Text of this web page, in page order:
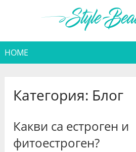
HOME
Категория: Блог
Какви са естроген и
фитоестроген?